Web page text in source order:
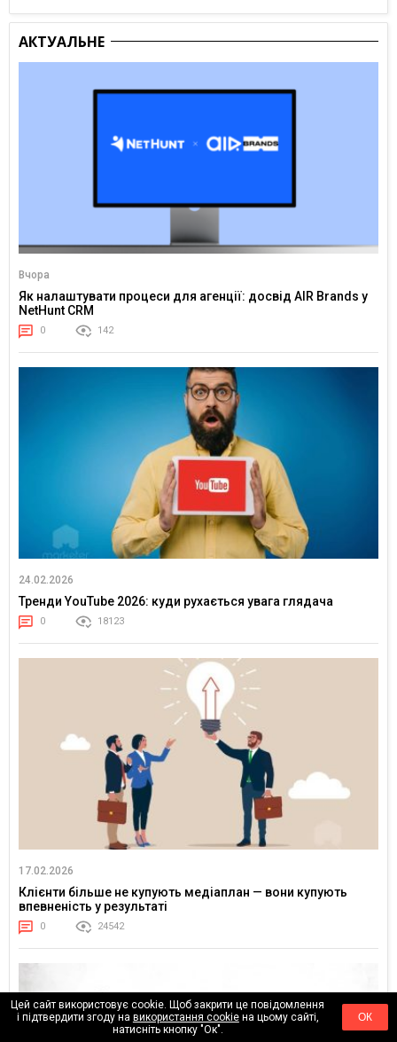
АКТУАЛЬНЕ
Вчора
Як налаштувати процеси для агенції: досвід AIR Brands у
NetHunt CRM
0 142
24.02.2026
Тренди YouTube 2026: куди рухається увага глядача
0 18123
17.02.2026
Клієнти більше не купують медіаплан — вони купують
впевненість у результаті
0 24542
Цей сайт використовує cookie. Щоб закрити це повідомлення
і підтвердити згоду на використання cookieна цьому сайті,
натисніть кнопку "Ок".
ОК